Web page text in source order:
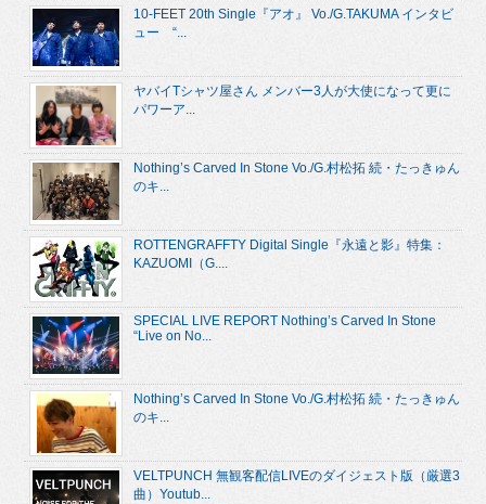
10-FEET 20th Single『アオ』 Vo./G.TAKUMA インタビ
ュー “...
ヤバイTシャツ屋さん メンバー3人が大使になって更に
パワーア...
Nothing’s Carved In Stone Vo./G.村松拓 続・たっきゅん
のキ...
ROTTENGRAFFTY Digital Single『永遠と影』特集：
KAZUOMI（G....
SPECIAL LIVE REPORT Nothing’s Carved In Stone
“Live on No...
Nothing’s Carved In Stone Vo./G.村松拓 続・たっきゅん
のキ...
VELTPUNCH 無観客配信LIVEのダイジェスト版（厳選3
曲）Youtub...